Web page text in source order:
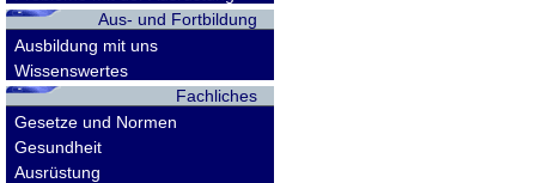
Aus- und Fortbildung
Ausbildung mit uns
Wissenswertes
Fachliches
Gesetze und Normen
Gesundheit
Ausrüstung